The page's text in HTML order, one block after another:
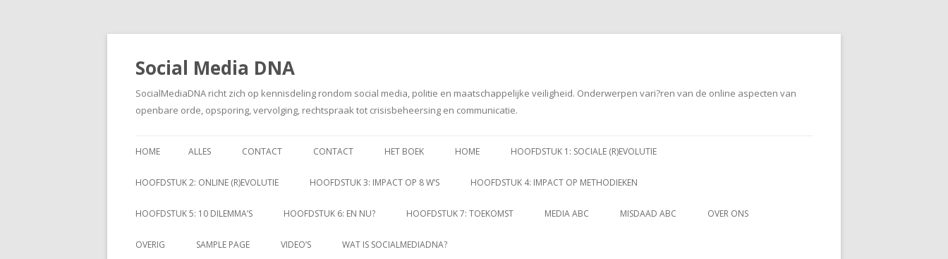
Social Media DNA
SocialMediaDNA richt zich op kennisdeling rondom social media, politie en maatschappelijke veiligheid. Onderwerpen vari?ren van de online aspecten van
openbare orde, opsporing, vervolging, rechtspraak tot crisisbeheersing en communicatie.
naar
HOME ALLES CONTACT CONTACT HET BOEK HOME HOOFDSTUK 1: SOCIALE (R)EVOLUTIE
HOOFDSTUK 2: ONLINE (R)EVOLUTIE HOOFDSTUK 3: IMPACT OP 8 W’S HOOFDSTUK 4: IMPACT OP METHODIEKEN
HOOFDSTUK 5: 10 DILEMMA’S HOOFDSTUK 6: EN NU? HOOFDSTUK 7: TOEKOMST MEDIA ABC MISDAAD ABC OVER ONS
OVERIG SAMPLE PAGE VIDEO’S WAT IS SOCIALMEDIADNA?